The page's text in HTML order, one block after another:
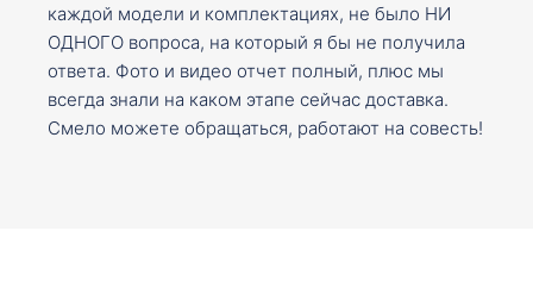
каждой модели и комплектациях, не было НИ
ОДНОГО вопроса, на который я бы не получила
ответа. Фото и видео отчет полный, плюс мы
всегда знали на каком этапе сейчас доставка.
Смело можете обращаться, работают на совесть!